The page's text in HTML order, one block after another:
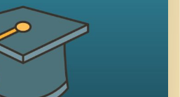
אירחתי את רייצ’ל טומס רזניק –
הלמידה והתוכנית, נעם שייר ויובל
ורועי משה – משתתף במסלול.
בואו לשמוע על הדרך, האתגרים
שורשים על חייהם של רבים!